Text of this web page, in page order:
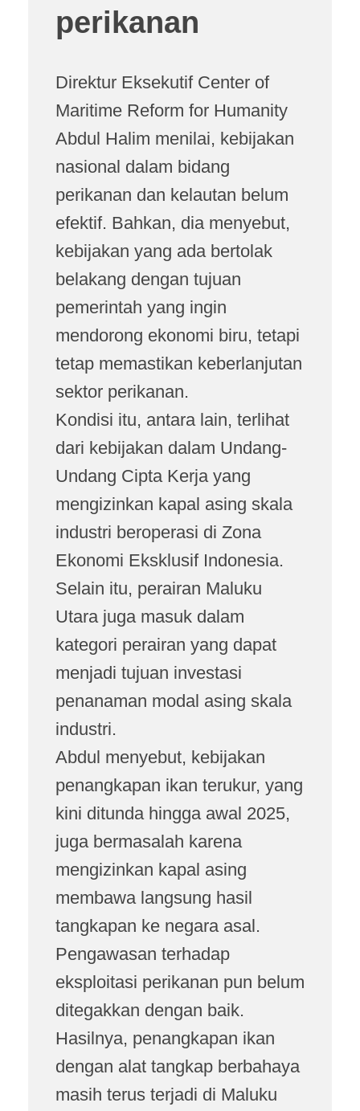
perikanan
Direktur Eksekutif Center of
Maritime Reform for Humanity
Abdul Halim menilai, kebijakan
nasional dalam bidang
perikanan dan kelautan belum
efektif. Bahkan, dia menyebut,
kebijakan yang ada bertolak
belakang dengan tujuan
pemerintah yang ingin
mendorong ekonomi biru, tetapi
tetap memastikan keberlanjutan
sektor perikanan.
Kondisi itu, antara lain, terlihat
dari kebijakan dalam Undang-
Undang Cipta Kerja yang
mengizinkan kapal asing skala
industri beroperasi di Zona
Ekonomi Eksklusif Indonesia.
Selain itu, perairan Maluku
Utara juga masuk dalam
kategori perairan yang dapat
menjadi tujuan investasi
penanaman modal asing skala
industri.
Abdul menyebut, kebijakan
penangkapan ikan terukur, yang
kini ditunda hingga awal 2025,
juga bermasalah karena
mengizinkan kapal asing
membawa langsung hasil
tangkapan ke negara asal.
Pengawasan terhadap
eksploitasi perikanan pun belum
ditegakkan dengan baik.
Hasilnya, penangkapan ikan
dengan alat tangkap berbahaya
masih terus terjadi di Maluku